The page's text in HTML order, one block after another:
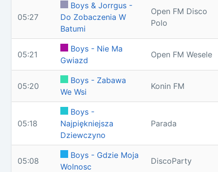
05:27
Boys & Jorrgus -
Do Zobaczenia W
Batumi
Open FM Disco
Polo
05:21
Boys - Nie Ma
Gwiazd
Open FM Wesele
05:20
Boys - Zabawa
We Wsi
Konin FM
05:18
Boys -
Najpiękniejsza
Dziewczyno
Parada
05:08
Boys - Gdzie Moja
Wolnosc
DiscoParty